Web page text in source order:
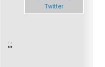
;;;